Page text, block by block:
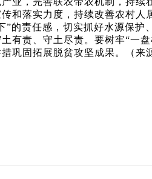
和落实力度，持续改善农村人
的责任感，切实抓好水源保护
有责、守土尽责。要树牢“一
巩固拓展脱贫攻坚成果。（来